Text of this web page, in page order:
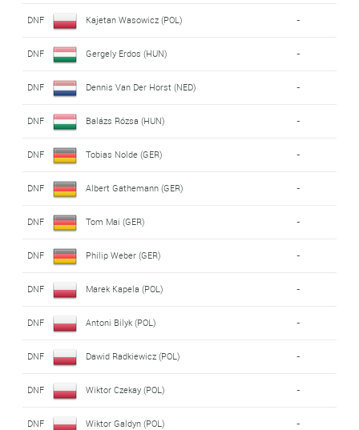
DNF Kajetan Wasowicz (POL) -
DNF Gergely Erdos (HUN) -
DNF Dennis Van Der Horst (NED) -
DNF Balázs Rózsa (HUN) -
DNF Tobias Nolde (GER) -
DNF Albert Gathemann (GER) -
DNF Tom Mai (GER) -
DNF Philip Weber (GER) -
DNF Marek Kapela (POL) -
DNF Antoni Bilyk (POL) -
DNF Dawid Radkiewicz (POL) -
DNF Wiktor Czekay (POL) -
DNF Wiktor Galdyn (POL) -